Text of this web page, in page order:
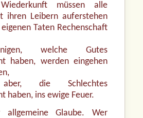
müssen alle
ihren Leibern auferstehen
Taten Rechenschaft
welche Gutes
haben, werden eingehen
aber, die Schlechtes
haben, ins ewige Feuer.
Glaube. Wer